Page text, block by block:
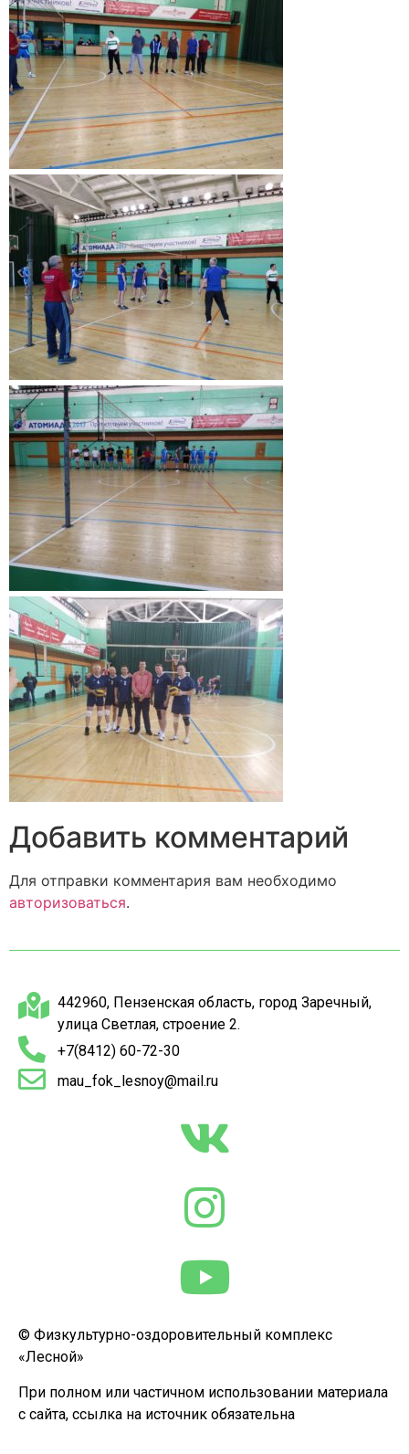
Добавить комментарий
Для отправки комментария вам необходимо
авторизоваться.
442960, Пензенская область, город Заречный,
улица Светлая, строение 2.
+7(8412) 60-72-30
mau_fok_lesnoy@mail.ru
© Физкультурно-оздоровительный комплекс
«Лесной»
При полном или частичном использовании материала
с сайта, ссылка на источник обязательна